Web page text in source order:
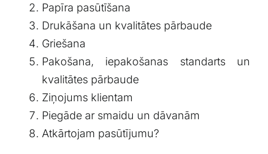
Papīra pasūtīšana
Drukāšana un kvalitātes pārbaude
Griešana
Pakošana, iepakošanas standarts un
kvalitātes pārbaude
Ziņojums klientam
Piegāde ar smaidu un dāvanām
Atkārtojam pasūtījumu?